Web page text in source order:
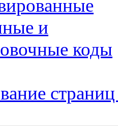
и
коды
страниц